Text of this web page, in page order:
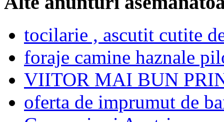
tocilarie , ascutit cutite
foraje camine haznale
VIITOR MAI BUN
oferta de imprumut de